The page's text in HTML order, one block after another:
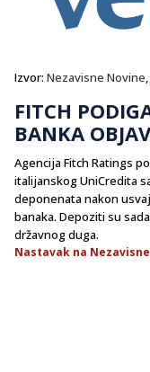
Izvor: Nezavisne Novine,
FITCH
BANKA
Agencija Fitch Ratings
italijanskog UniCredita
deponenata nakon
banaka. Depoziti su
državnog duga.
Nastavak na